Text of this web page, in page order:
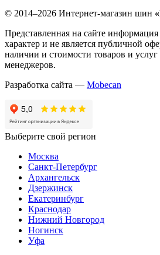
© 2014–2026 Интернет-магазин шин
Представленная на сайте
характер и не является публичной
наличии и стоимости товаров и
менеджеров.
Разработка сайта — Mobecan
Выберите свой регион
Москва
Санкт-Петербург
Архангельск
Дзержинск
Екатеринбург
Краснодар
Нижний Новгород
Ногинск
Уфа